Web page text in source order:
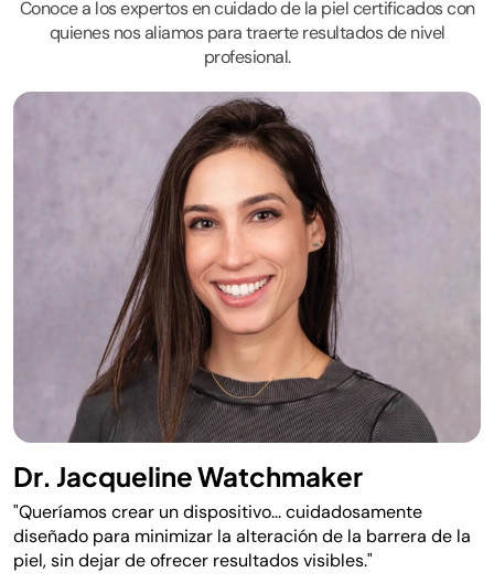
Conoce a los expertos en cuidado de la piel certificados con
quienes nos aliamos para traerte resultados de nivel
profesional.
Dr. Jacqueline Watchmaker
"Queríamos crear un dispositivo... cuidadosamente
diseñado para minimizar la alteración de la barrera de la
piel, sin dejar de ofrecer resultados visibles."